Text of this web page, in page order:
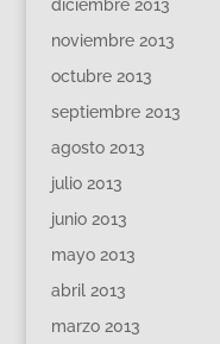
diciembre 2013
noviembre 2013
octubre 2013
septiembre 2013
agosto 2013
julio 2013
junio 2013
mayo 2013
abril 2013
marzo 2013